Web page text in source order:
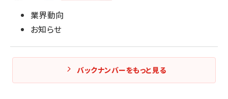
業界動向
お知らせ
バックナンバーをもっと見る